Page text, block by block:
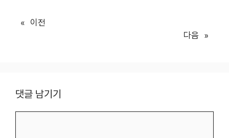
« 이전
다음 »
댓글 남기기